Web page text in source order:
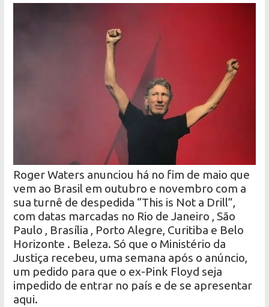
Roger Waters anunciou há no fim de maio que
vem ao Brasil em outubro e novembro com a
sua turnê de despedida “This is Not a Drill”,
com datas marcadas no Rio de Janeiro , São
Paulo , Brasília , Porto Alegre, Curitiba e Belo
Horizonte . Beleza. Só que o Ministério da
Justiça recebeu, uma semana após o anúncio,
um pedido para que o ex-Pink Floyd seja
impedido de entrar no país e de se apresentar
aqui.